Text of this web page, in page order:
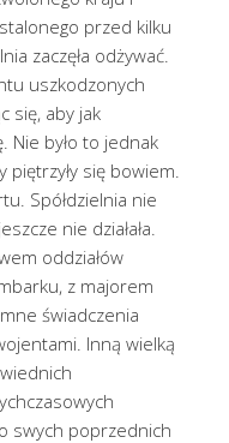
przed kilku
zaczęła odżywać.
uszkodzonych
się, aby jak
Nie było to jednak
się bowiem.
Spółdzielnia nie
nie działała.
oddziałów
z majorem
świadczenia
Inną wielką
swych poprzednich